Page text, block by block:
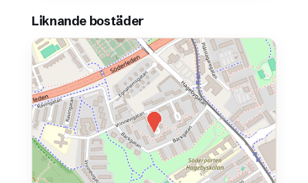
Liknande bostäder